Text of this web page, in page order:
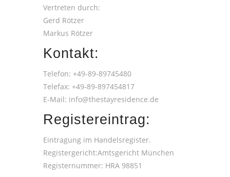
Vertreten durch:
Gerd Rötzer
Markus Rötzer
Kontakt:
Telefon: +49-89-89745480
Telefax: +49-89-897454817
E-Mail: info@thestayresidence.de
Registereintrag:
Eintragung im Handelsregister.
Registergericht:Amtsgericht München
Registernummer: HRA 98851